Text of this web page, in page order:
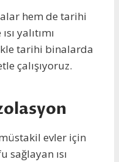
hem de tarihi
yalıtımı
tarihi binalarda
çalışıyoruz.
evler için
sağlayan ısı